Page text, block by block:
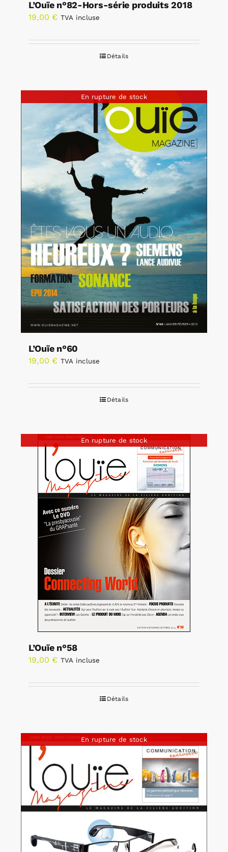
L’Ouïe n°82-Hors-série produits 2018
19,00 € TVA incluse
Détails
En rupture de stock
L’Ouïe n°60
19,00 € TVA incluse
Détails
En rupture de stock
L’Ouïe n°58
19,00 € TVA incluse
Détails
En rupture de stock